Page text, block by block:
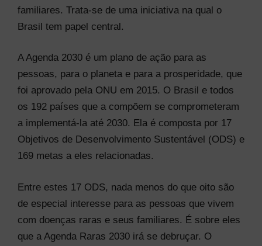
familiares. Trata-se de uma iniciativa na qual o
Brasil tem papel central.
A Agenda 2030 é um plano de ação para as
pessoas, para o planeta e para a prosperidade, que
foi aprovado pela ONU em 2015. O Brasil e todos
os 192 países que a compõem se comprometeram
a implementá-la até 2030. Ela é composta por 17
Objetivos de Desenvolvimento Sustentável (ODS) e
169 metas a eles relacionadas.
Entre estes 17 ODS, nada menos do que oito são
de especial interesse para as pessoas que vivem
com doenças raras e seus familiares. É sobre eles
que a Agenda Raras 2030 irá se debruçar. O